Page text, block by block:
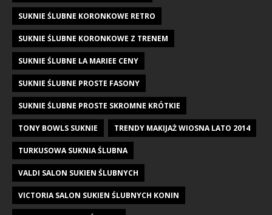
SUKNIE ŚLUBNE KORONKOWE RETRO
SUKNIE ŚLUBNE KORONKOWE Z TRENEM
SUKNIE ŚLUBNE LA MARIEE CENY
SUKNIE ŚLUBNE PROSTE FASONY
SUKNIE ŚLUBNE PROSTE SKROMNE KRÓTKIE
TONY BOWLS SUKNIE TRENDY MAKIJAŻ WIOSNA LATO 2014
TURKUSOWA SUKNIA ŚLUBNA
VALDI SALON SUKIEN ŚLUBNYCH
VICTORIA SALON SUKIEN ŚLUBNYCH KONIN